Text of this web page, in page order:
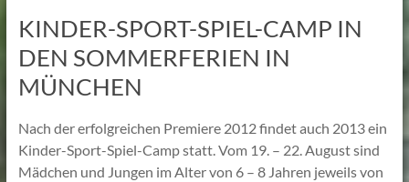
KINDER-SPORT-SPIEL-CAMP IN
DEN SOMMERFERIEN IN
MÜNCHEN
Nach der erfolgreichen Premiere 2012 findet auch 2013 ein
Kinder-Sport-Spiel-Camp statt. Vom 19. – 22. August sind
Mädchen und Jungen im Alter von 6 – 8 Jahren jeweils von